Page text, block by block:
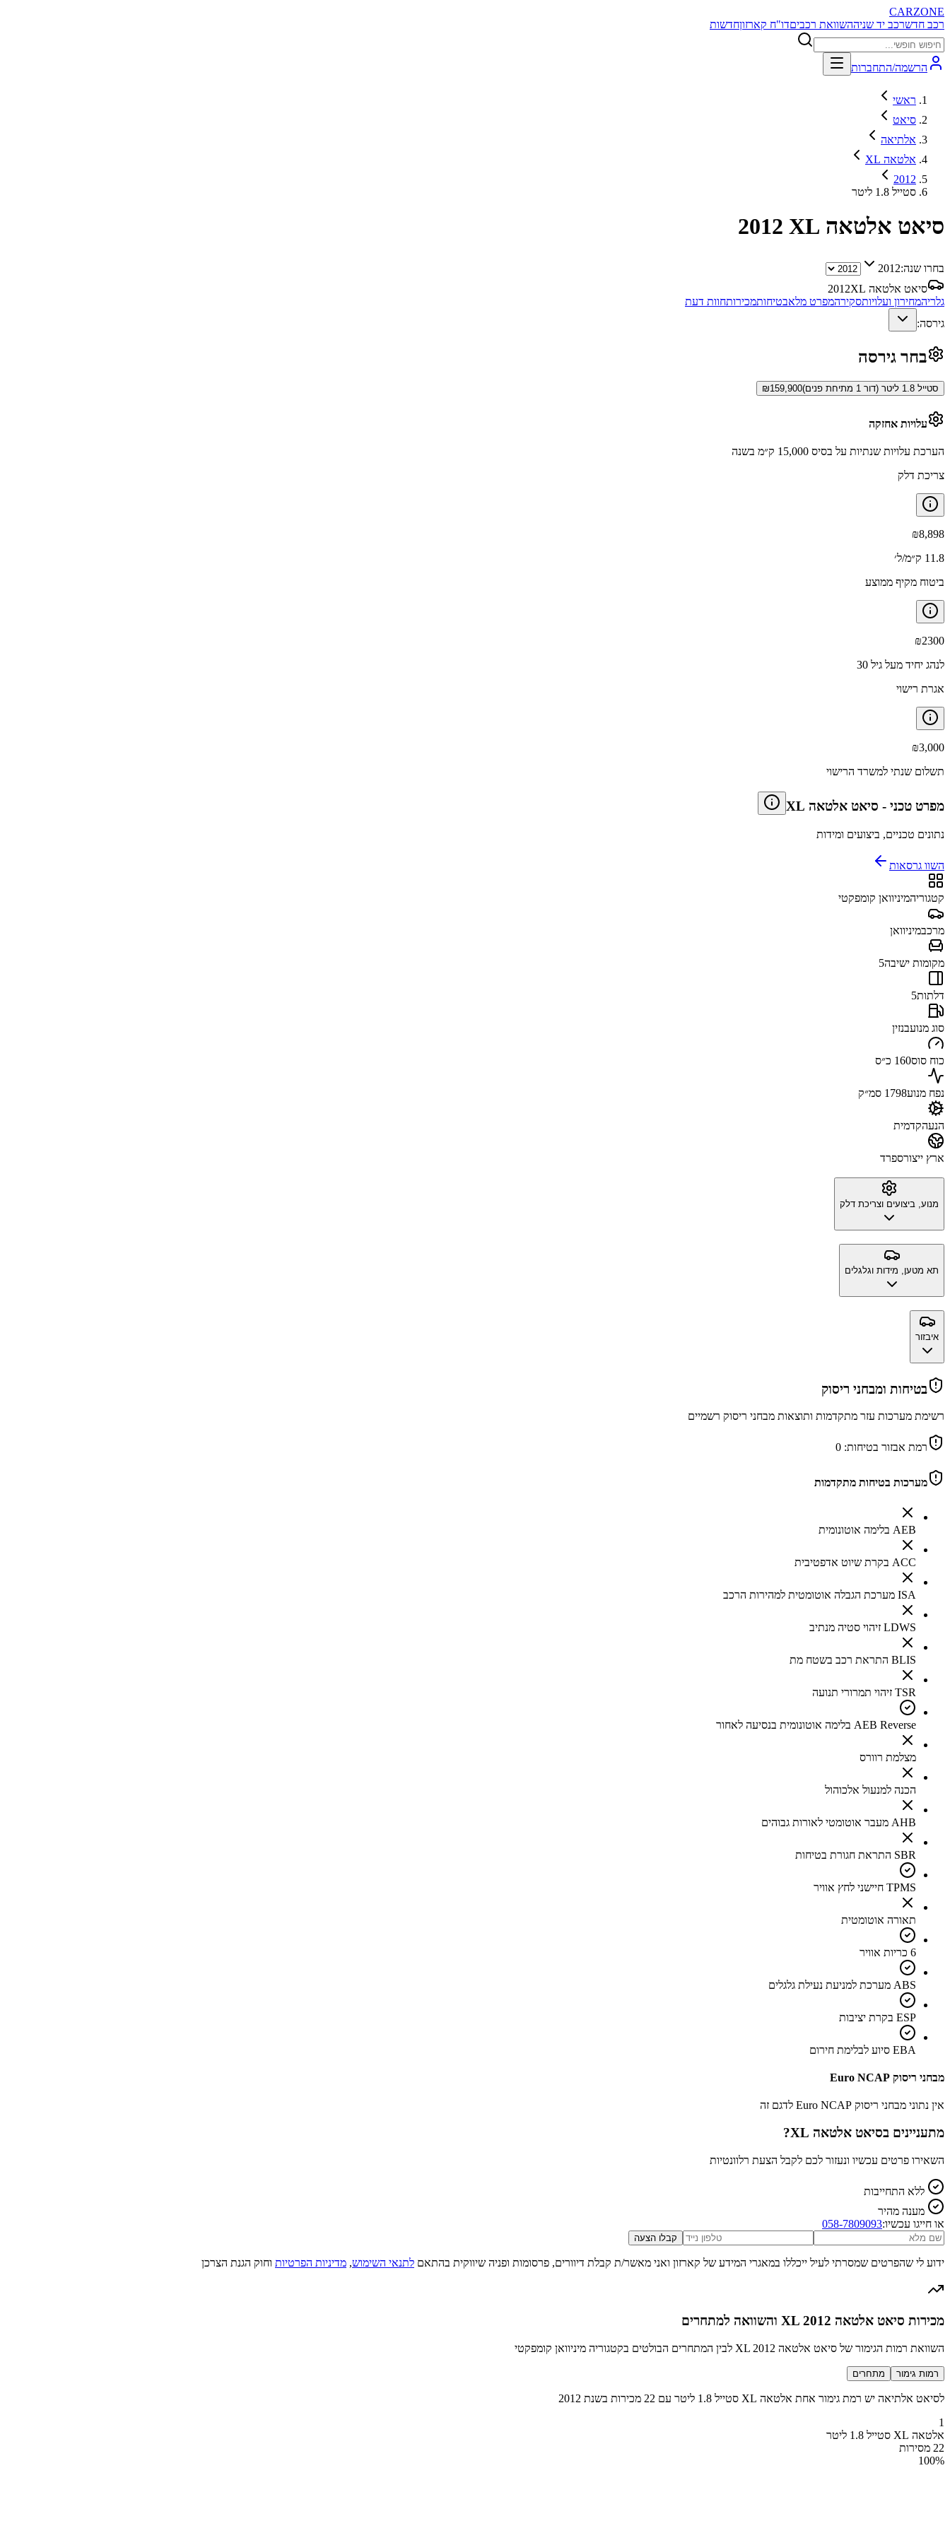
CARZONE
רכב חדשרכב יד שניההשוואת רכביםדו"ח קארזוןחדשות
הרשמה/התחברות
ראשי
סיאט
אלתיאה
אלטאה XL
2012
סטייל 1.8 ליטר
סיאט אלטאה XL 2012
בחרו שנה:2012
סיאט אלטאה XL
2012
גלריהמחירון ועלויותסקירהמפרט מלאבטיחותמכירותחוות דעת
גירסה:
בחר גירסה
סטייל 1.8 ליטר (דור 1 מתיחת פנים) ₪159,900
עלויות אחזקה
הערכת עלויות שנתיות על בסיס 15,000 ק״מ בשנה
צריכת דלק
₪8,898
11.8 ק״מ/ל׳
ביטוח מקיף ממוצע
₪2300
לנהג יחיד מעל גיל 30
אגרת רישוי
₪3,000
תשלום שנתי למשרד הרישוי
מפרט טכני - סיאט אלטאה XL
נתונים טכניים, ביצועים ומידות
השוו גרסאות
קטגוריהמיניוואן קומפקטי
מרכבמיניוואן
מקומות ישיבה5
דלתות5
סוג מנועבנזין
כוח סוס160 כ״ס
נפח מנוע1798 סמ״ק
הנעהקדמית
ארץ ייצורספרד
מנוע, ביצועים וצריכת דלק
תא מטען, מידות וגלגלים
איבזור
בטיחות ומבחני ריסוק
רשימת מערכות עזר מתקדמות ותוצאות מבחני ריסוק רשמיים
רמת אבזור בטיחות: 0
מערכות בטיחות מתקדמות
AEB בלימה אוטונומית
ACC בקרת שיוט אדפטיבית
ISA מערכת הגבלה אוטומטית למהירות הרכב
LDWS זיהוי סטיה מנתיב
BLIS התראת רכב בשטח מת
TSR זיהוי תמרורי תנועה
AEB Reverse בלימה אוטונומית בנסיעה לאחור
מצלמת רוורס
הכנה למנעול אלכוהול
AHB מעבר אוטומטי לאורות גבוהים
SBR התראת חגורת בטיחות
TPMS חיישני לחץ אוויר
תאורה אוטומטית
6 כריות אוויר
ABS מערכת למניעת נעילת גלגלים
ESP בקרת יציבות
EBA סיוע לבלימת חירום
מבחני ריסוק Euro NCAP
אין נתוני מבחני ריסוק Euro NCAP לדגם זה
מתעניינים בסיאט אלטאה XL ?
השאירו פרטים עכשיו ונעזור לכם לקבל הצעת רלוונטיות
ללא התחייבות
מענה מהיר
או חייגו עכשיו:058-7809093
קבלו הצעה
ידוע לי שהפרטים שמסרתי לעיל ייכללו במאגרי המידע של קארזון ואני מאשר/ת קבלת דיוורים, פרסומות ופניה שיווקית בהתאם לתנאי השימוש, מדיניות הפרטיות וחוק הגנת הצרכן
מכירות סיאט אלטאה XL 2012 והשוואה למתחרים
השוואת רמות הגימור של סיאט אלטאה XL 2012 לבין המתחרים הבולטים בקטגוריה מיניוואן קומפקטי
רמות גימור מתחרים
לסיאט אלתיאה יש רמת גימור אחת אלטאה XL סטייל 1.8 ליטר עם 22 מכירות בשנת 2012
1
אלטאה XL סטייל 1.8 ליטר
22 מסירות
100%